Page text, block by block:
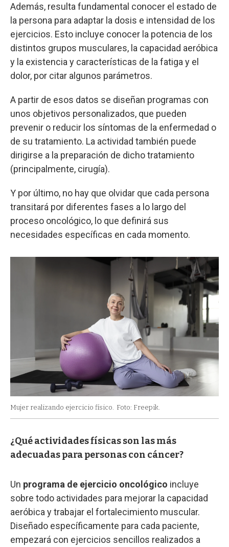
Además, resulta fundamental conocer el estado de
la persona para adaptar la dosis e intensidad de los
ejercicios. Esto incluye conocer la potencia de los
distintos grupos musculares, la capacidad aeróbica
y la existencia y características de la fatiga y el
dolor, por citar algunos parámetros.
A partir de esos datos se diseñan programas con
unos objetivos personalizados, que pueden
prevenir o reducir los síntomas de la enfermedad o
de su tratamiento. La actividad también puede
dirigirse a la preparación de dicho tratamiento
(principalmente, cirugía).
Y por último, no hay que olvidar que cada persona
transitará por diferentes fases a lo largo del
proceso oncológico, lo que definirá sus
necesidades específicas en cada momento.
Mujer realizando ejercicio físico. Foto: Freepik.
¿Qué actividades físicas son las más
adecuadas para personas con cáncer?
Un programa de ejercicio oncológico incluye
sobre todo actividades para mejorar la capacidad
aeróbica y trabajar el fortalecimiento muscular.
Diseñado específicamente para cada paciente,
empezará con ejercicios sencillos realizados a